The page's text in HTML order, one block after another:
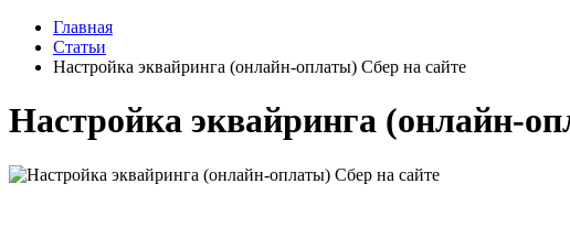
Главная
Статьи
Настройка эквайринга (онлайн-оплаты) Сбер на сайте
Настройка эквайринга (онлайн-